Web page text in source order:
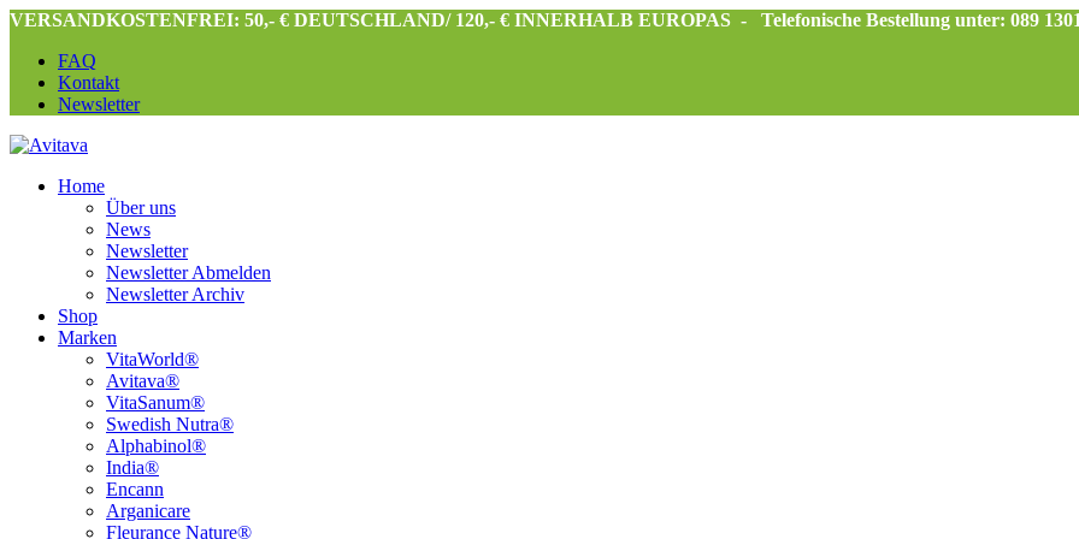
VERSANDKOSTENFREI: 50,- € DEUTSCHLAND/ 120,- € INNERHALB EUROPAS -
Telefonische Bestellung unter: 089
FAQ
Kontakt
Newsletter
Home
Über uns
News
Newsletter
Newsletter Abmelden
Newsletter Archiv
Shop
Marken
VitaWorld®
Avitava®
VitaSanum®
Swedish Nutra®
Alphabinol®
India®
Encann
Arganicare
Fleurance Nature®